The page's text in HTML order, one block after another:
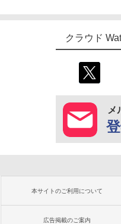
クラウド
メ
本サイトのご利用について
広告掲載のご案内